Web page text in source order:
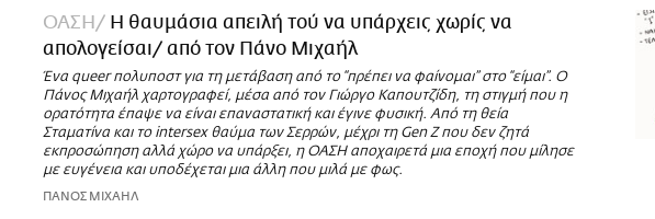
ΟΑΣΗ
Η θαυμάσια απειλή τού να υπάρχεις χωρίς να
απολογείσαι/ από τον Πάνο Μιχαήλ
Ένα queer πολυποστ για τη μετάβαση από το “πρέπει να φαίνομαι” στο “είμαι”. Ο
Πάνος Μιχαήλ χαρτογραφεί, μέσα από τον Γιώργο Καπουτζίδη, τη στιγμή που η
ορατότητα έπαψε να είναι επαναστατική και έγινε φυσική. Από τη θεία
Σταματίνα και το intersex θαύμα των Σερρών, μέχρι τη Gen Z που δεν ζητά
εκπροσώπηση αλλά χώρο να υπάρξει, η ΟΑΣΗ αποχαιρετά μια εποχή που μίλησε
με ευγένεια και υποδέχεται μια άλλη που μιλά με φως.
ΠΑΝΟΣ ΜΙΧΑΗΛ